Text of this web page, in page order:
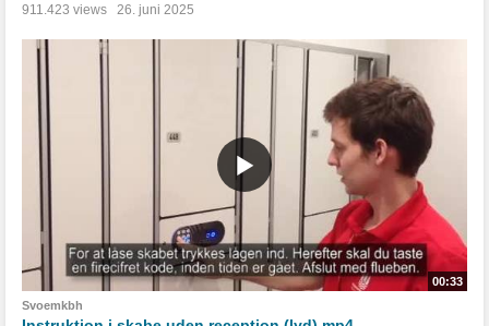
911.423 views 26. juni 2025
00:33
Svoemkbh